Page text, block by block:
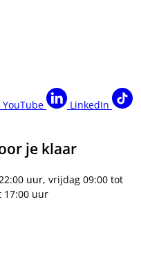
YouTube
LinkedIn
je klaar
uur, vrijdag 09:00 tot
17:00 uur